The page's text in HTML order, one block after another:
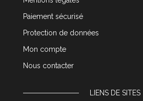
Paiement sécurisé
Protection de données
Mon compte
Nous contacter
LIENS DE SITES